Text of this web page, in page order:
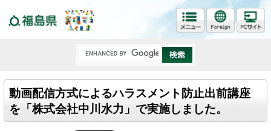
動画配信方式によるハラスメント防止出前講座
を「株式会社中川水力」で実施しました。